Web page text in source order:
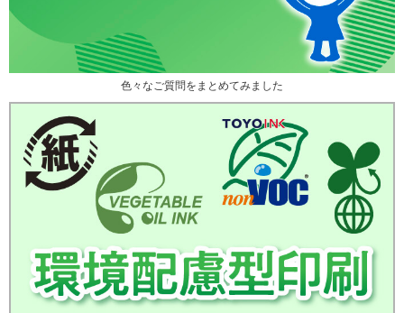
色々なご質問をまとめてみました